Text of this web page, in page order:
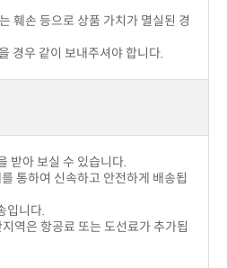
경우 같이 보내주셔야 합니다.
받아 보실 수 있습니다.
입니다.